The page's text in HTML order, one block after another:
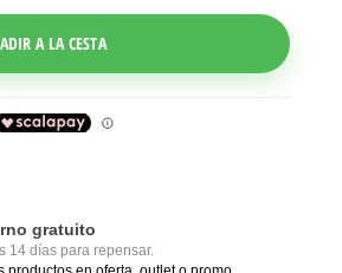
A LA CESTA
gratuito
14 días para repensar.